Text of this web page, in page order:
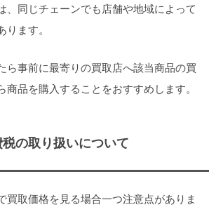
、同じチェーンでも店舗や地域によって
ます。
ら事前に最寄りの買取店へ該当商品の買
商品を購入することをおすすめします。
の取り扱いについて
買取価格を見る場合一つ注意点がありま